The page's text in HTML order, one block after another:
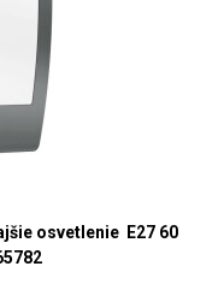
osvetlenie E27 60